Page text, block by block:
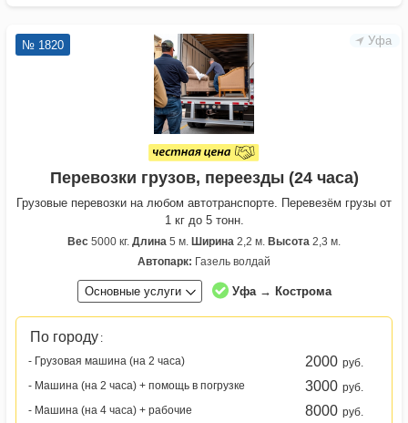
Уфа
№ 1820
Перевозки грузов, переезды (24 часа)
Грузовые перевозки на любом автотранспорте. Перевезём грузы от
1 кг до 5 тонн.
Вес 5000 кг. Длина 5 м. Ширина 2,2 м. Высота 2,3 м.
Автопарк: Газель волдай
Основные услуги Уфа → Кострома
По городу :
- Грузовая машина (на 2 часа)
2000 руб.
- Машина (на 2 часа) + помощь в погрузке
3000 руб.
- Машина (на 4 часа) + рабочие
8000 руб.